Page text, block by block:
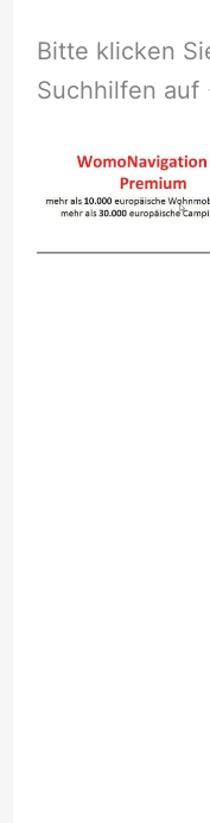
Bitte klicken
Suchhilfen auf